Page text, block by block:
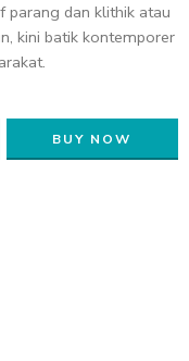
parang dan klithik atau
kini batik kontemporer
BUY NOW